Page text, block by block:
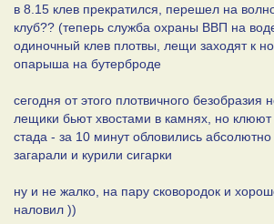
в 8.15 клев прекратился, перешел на
клуб?? (теперь служба охраны ВВП на
одиночный клев плотвы, лещи заходят к
опарыша на бутерброде
сегодня от этого плотвичного безобразия
лещики бьют хвостами в камнях, но
стада - за 10 минут обловились
загарали и курили сигарки
ну и не жалко, на пару сковородок и
наловил ))